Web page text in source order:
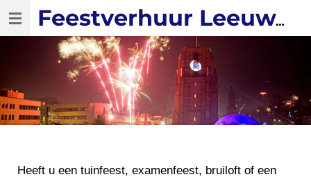
Ga
hoofdinhoud
Feestverhuur Leeuwarden
Heeft u een tuinfeest, examenfeest, bruiloft of een